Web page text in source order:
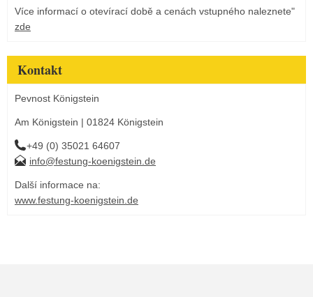
Více informací o otevírací době a cenách vstupného naleznete"
zde
Kontakt
Pevnost Königstein
Am Königstein | 01824 Königstein
+49 (0) 35021 64607
info@festung-koenigstein.de
Další informace na:
www.festung-koenigstein.de